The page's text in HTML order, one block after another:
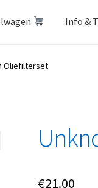
Info &
Shop Betalen en
Oliefilterset
€21.00